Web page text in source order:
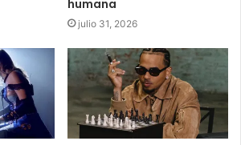
humana
julio 31, 2026